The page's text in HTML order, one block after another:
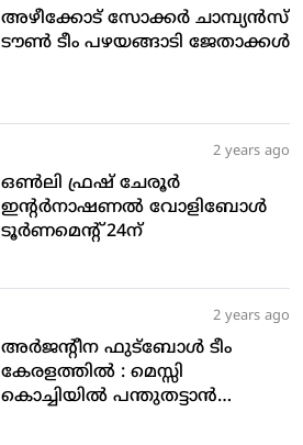
അഴീക്കോട് സോക്കര്‍ ചാമ്പ്യന്‍സ്
ടൗണ്‍ ടീം പഴയങ്ങാടി ജേതാക്കള്‍
2 years ago
ഒണ്‍ലി ഫ്രഷ് ചേരൂര്‍
ഇന്റര്‍നാഷണല്‍ വോളിബോള്‍
ടൂര്‍ണമെന്റ് 24ന്
2 years ago
അർജന്റീന ഫുട്‌ബോൾ ടീം
കേരളത്തിൽ : മെസ്സി
കൊച്ചിയിൽ പന്തുതട്ടാൻ